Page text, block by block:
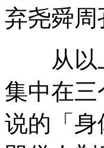
弃尧舜
从以上
集中在
说的「